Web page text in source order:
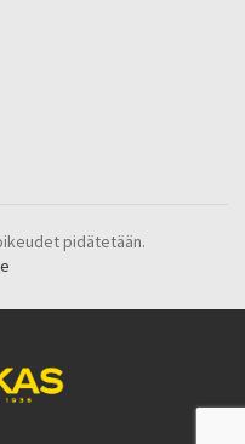
pidätetään.